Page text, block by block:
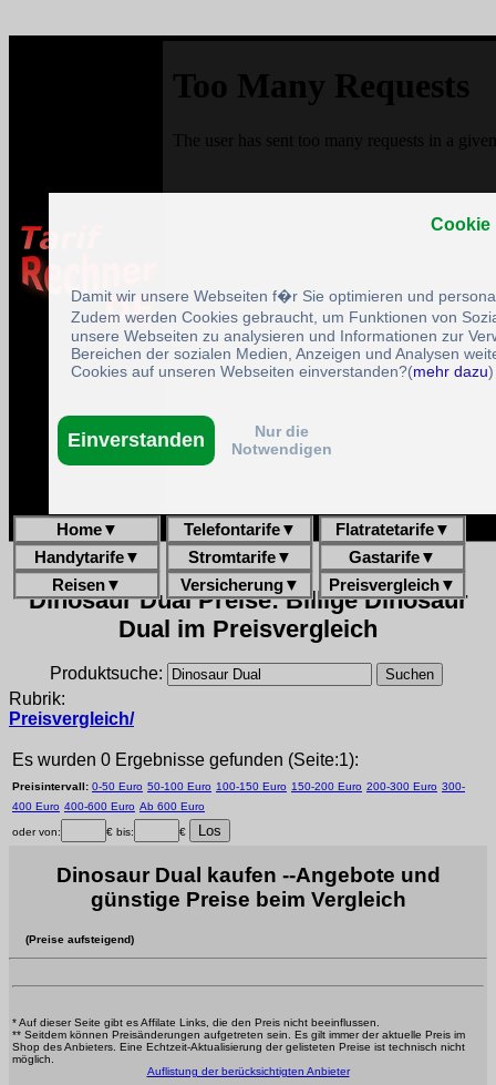
Home▼ Telefontarife▼ Flatratetarife▼
Handytarife▼ Stromtarife▼ Gastarife▼
Reisen▼ Versicherung▼ Preisvergleich▼
Dinosaur Dual Preise: Billige Dinosaur
Dual im Preisvergleich
Produktsuche:
Rubrik:
Preisvergleich/
Es wurden 0 Ergebnisse gefunden (Seite:1):
Preisintervall: 0-50 Euro 50-100 Euro 100-150 Euro 150-200 Euro 200-300 Euro 300-
400 Euro 400-600 Euro Ab 600 Euro
oder von: € bis: €
Dinosaur Dual kaufen --Angebote und
günstige Preise beim Vergleich
(Preise aufsteigend)
* Auf dieser Seite gibt es Affilate Links, die den Preis nicht beeinflussen.
** Seitdem können Preisänderungen aufgetreten sein. Es gilt immer der aktuelle Preis im
Shop des Anbieters. Eine Echtzeit-Aktualisierung der gelisteten Preise ist technisch nicht
möglich.
Auflistung der berücksichtigten Anbieter
Cookie
Damit wir unsere Webseiten f�r Sie optimieren und
Zudem werden Cookies gebraucht, um Funktionen von
unsere Webseiten zu analysieren und Informationen zur
Bereichen der sozialen Medien, Anzeigen und Analysen
Cookies auf unseren Webseiten einverstanden?(mehr dazu)
Einverstanden
Nur die
Notwendigen